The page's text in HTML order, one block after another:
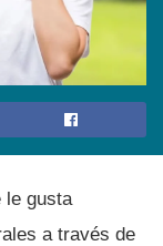
le gusta
a través de